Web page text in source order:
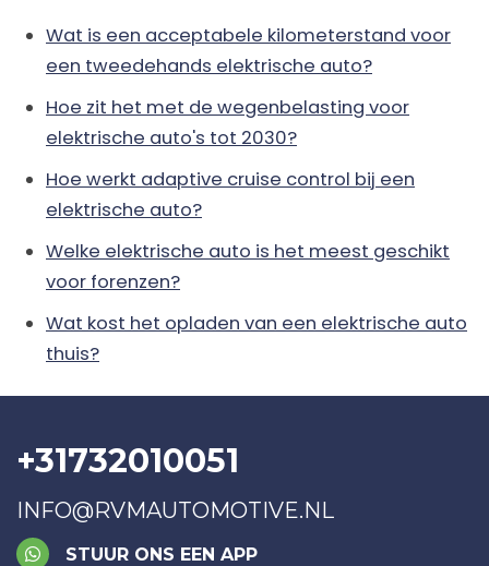
Wat is een acceptabele kilometerstand voor
een tweedehands elektrische auto?
Hoe zit het met de wegenbelasting voor
elektrische auto's tot 2030?
Hoe werkt adaptive cruise control bij een
elektrische auto?
Welke elektrische auto is het meest geschikt
voor forenzen?
Wat kost het opladen van een elektrische auto
thuis?
+31732010051
INFO@RVMAUTOMOTIVE.NL
STUUR ONS EEN APP